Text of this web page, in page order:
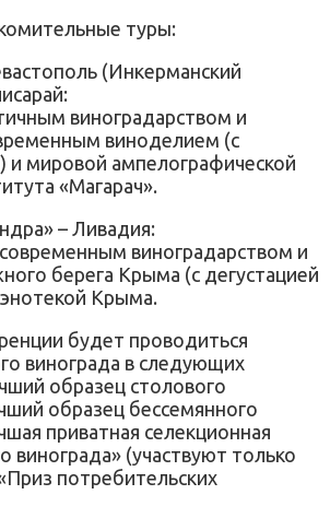
туры:
(Инкерманский
виноградарством и
виноделием (с
и мировой ампелографической
«Магарач».
– Ливадия:
виноградарством и
берега Крыма (с дегустацией
Крыма.
будет проводиться
винограда в следующих
образец столового
образец бессемянного
приватная селекционная
винограда» (участвуют только
потребительских